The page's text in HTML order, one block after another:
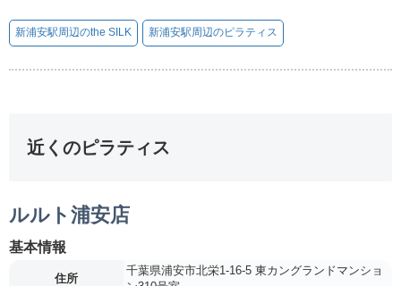
新浦安駅周辺のthe SILK 新浦安駅周辺のピラティス
近くのピラティス
ルルト浦安店
基本情報
住所
千葉県浦安市北栄1-16-5 東カングランドマンショ